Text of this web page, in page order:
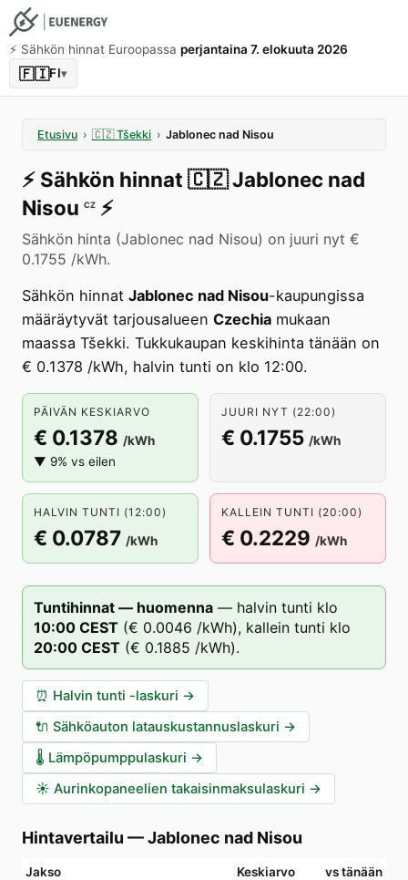
⚡️ Sähkön hinnat Euroopassa perjantaina 7. elokuuta 2026
🇫🇮FI▾
Etusivu › 🇨🇿 Tšekki › Jablonec nad Nisou
⚡️ Sähkön hinnat 🇨🇿Jablonec nad
Nisou CZ ⚡️
Sähkön hinta (Jablonec nad Nisou) on juuri nyt €
0.1755 /kWh.
Sähkön hinnat Jablonec nad Nisou-kaupungissa
määräytyvät tarjousalueen Czechia mukaan
maassa Tšekki. Tukkukaupan keskihinta tänään on
€ 0.1378 /kWh, halvin tunti on klo 12:00.
PÄIVÄN KESKIARVO
€ 0.1378 /kWh
▼ 9% vs eilen
JUURI NYT (22:00)
€ 0.1755 /kWh
HALVIN TUNTI (12:00)
€ 0.0787 /kWh
KALLEIN TUNTI (20:00)
€ 0.2229 /kWh
Tuntihinnat — huomenna — halvin tunti klo
10:00 CEST (€ 0.0046 /kWh), kallein tunti klo
20:00 CEST (€ 0.1885 /kWh).
⏰ Halvin tunti -laskuri →
🔌 Sähköauton latauskustannuslaskuri →
🌡️ Lämpöpumppulaskuri →
☀️ Aurinkopaneelien takaisinmaksulaskuri →
Hintavertailu —Jablonec nad Nisou
Jakso Keskiarvo vs tänään